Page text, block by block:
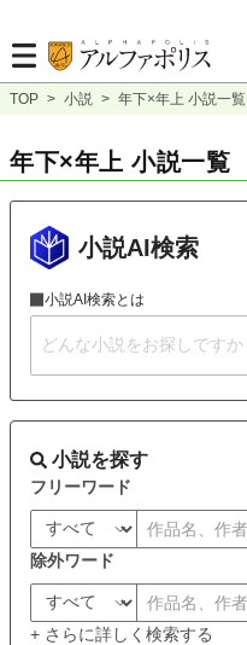
TOP > 小説 > 年下×年上 小説一覧
年下×年上 小説一覧
小説AI検索
小説AI検索とは
小説を探す
フリーワード
除外ワード
+ さらに詳しく検索する